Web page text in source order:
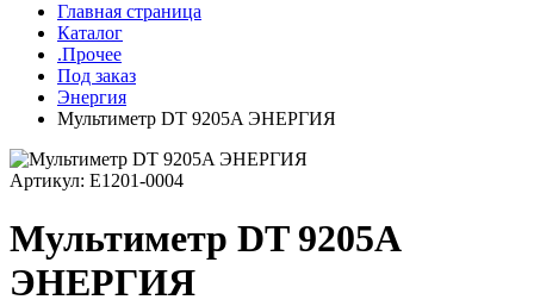
Главная страница
Каталог
.Прочее
Под заказ
Энергия
Мультиметр DT 9205A ЭНЕРГИЯ
Артикул: Е1201-0004
Мультиметр DT 9205A
ЭНЕРГИЯ